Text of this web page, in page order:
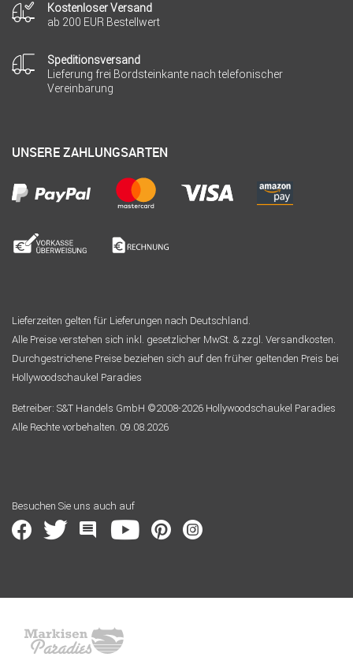
Kostenloser Versand
ab 200 EUR Bestellwert
Speditionsversand
Lieferung frei Bordsteinkante nach telefonischer
Vereinbarung
UNSERE ZAHLUNGSARTEN
Lieferzeiten gelten für Lieferungen nach Deutschland.
Alle Preise verstehen sich inkl. gesetzlicher MwSt. & zzgl. Versandkosten.
Durchgestrichene Preise beziehen sich auf den früher geltenden Preis bei
Hollywoodschaukel Paradies
Betreiber: S&T Handels GmbH ©2008-2026 Hollywoodschaukel Paradies
Alle Rechte vorbehalten. 09.08.2026
Besuchen Sie uns auch auf